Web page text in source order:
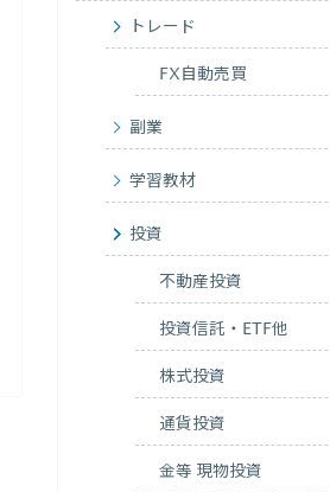
トレード
FX自動売買
副業
学習教材
投資
不動産投資
投資信託・ETF他
株式投資
通貨投資
金等 現物投資